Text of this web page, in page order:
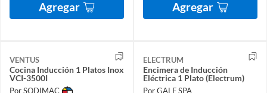
Agregar Agregar
VENTUS
Cocina Inducción 1 Platos Inox
VCI-3500I
Por SODIMAC
ELECTRUM
Encimera de Inducción
Eléctrica 1 Plato (Electrum)
Por GALF SPA